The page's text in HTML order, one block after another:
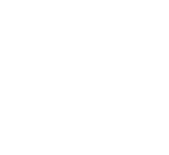
técnica